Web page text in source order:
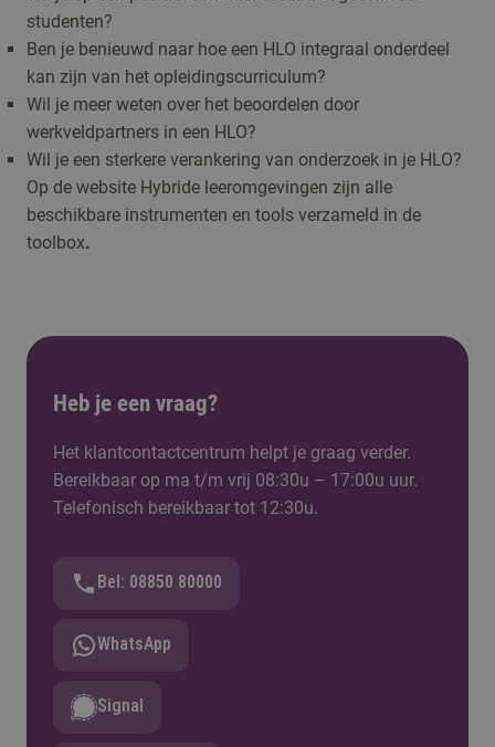
studenten?
Ben je benieuwd naar hoe een HLO integraal onderdeel
kan zijn van het opleidingscurriculum?
Wil je meer weten over het beoordelen door
werkveldpartners in een HLO?
Wil je een sterkere verankering van onderzoek in je HLO?
Op de website Hybride leeromgevingen zijn alle
beschikbare instrumenten en tools verzameld in de
toolbox.
Heb je een vraag?
Het klantcontactcentrum helpt je graag verder.
Bereikbaar op ma t/m vrij 08:30u – 17:00u uur.
Telefonisch bereikbaar tot 12:30u.
Bel: 08850 80000
WhatsApp
Signal